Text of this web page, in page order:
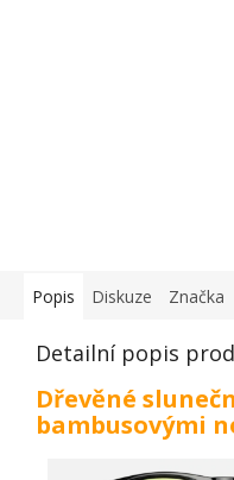
Popis Diskuze Značka
Detailní popis
Dřevěné
bambusovými